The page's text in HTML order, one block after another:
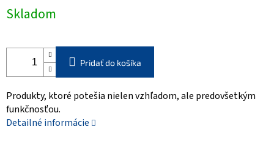
cena:
Skladom
Pridať do košíka
Produkty, ktoré potešia nielen vzhľadom, ale predovšetkým
funkčnosťou.
Detailné informácie